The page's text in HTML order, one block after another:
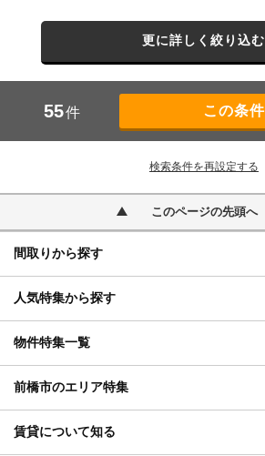
更に詳しく絞り込む
55件
検索条件を再設定する
このページの先頭へ
間取りから探す
人気特集から探す
物件特集一覧
前橋市のエリア特集
賃貸について知る